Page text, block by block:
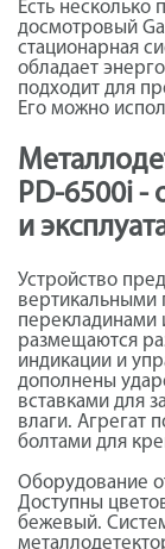
Есть несколько
досмотровый
стационарная
обладает
подходит для
Его можно
PD-6500i -
и
Устройство
перекладинами
размещаются
индикации и
дополнены
вставками для
влаги. Агрегат
болтами для
Оборудование
Доступны
бежевый.